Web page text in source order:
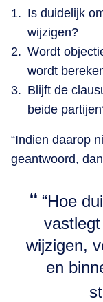
Is duidelijk
wijzigen?
Wordt
wordt
Blijft de
beide
“Indien daarop
geantwoord,
​“Hoe
wijzigen,
en